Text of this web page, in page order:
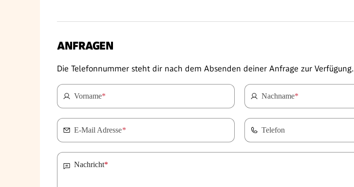
ANFRAGEN
Die Telefonnummer steht dir nach dem Absenden deiner Anfrage zur Verfügung.
Vorname* Nachname*
E-Mail Adresse* Telefon
Nachricht*